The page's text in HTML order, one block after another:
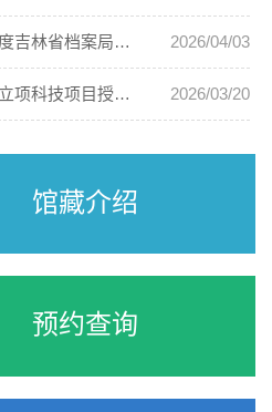
吉林省档案局关于2026年度吉林省档案局优秀科技成果奖励的通知 2026/04/03
2026年度吉林省档案局拟立项科技项目授奖优秀科技成果公示 2026/03/20
馆藏介绍
预约查询